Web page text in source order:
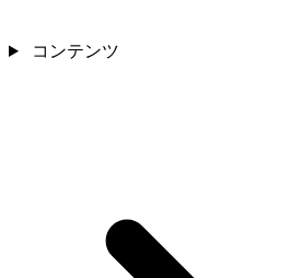
コンテンツ